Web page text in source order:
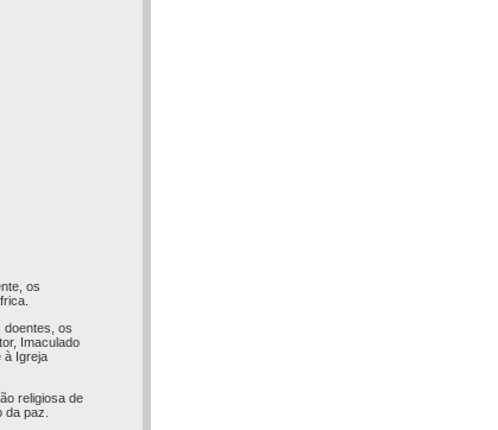
os
doentes, os
Imaculado
à Igreja
religiosa de
paz.